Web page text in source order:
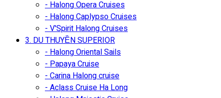
- Halong Opera Cruises
- Halong Caplypso Cruises
- V'Spirit Halong Cruises
3. DU THUYỀN SUPERIOR
- Halong Oriental Sails
- Papaya Cruise
- Carina Halong cruise
- Aclass Cruise Ha Long